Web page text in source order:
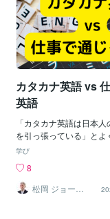
た私も、この違いを知り
講師をはじめたての頃、
らどちらを使うのが正し
た経験があるんです。
とvampireの違いについ
りやすく解説していき
上で使い分けられると
も繋がること間違いなし
（ドラキュラ）って何？
ャラクターの名前」です
説「吸血鬼ドラキュラ」
登場する、「ドラキュラ
は吸血鬼の「なまえ」だ
aculaのモデルになった
言われています。その
カタカナ英語 vs
英語
「カタカナ英語は日本
を引っ張っている」とよ
確かにそうですね。私も
中にもたくさんあります
にあるものは上手く使
か？ あなたの英語を見
学び
8
松岡 ジョー
（評）